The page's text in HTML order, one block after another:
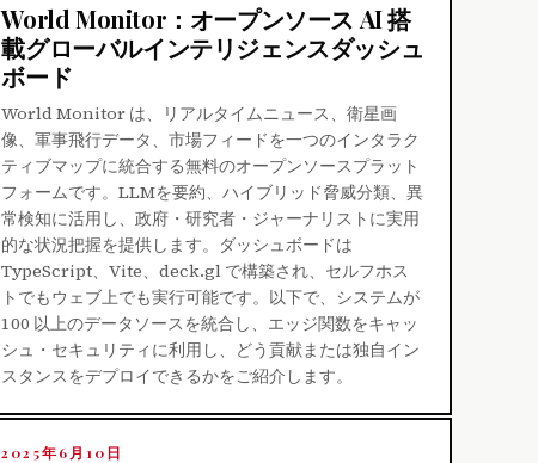
World Monitor：オープンソース AI 搭
載グローバルインテリジェンスダッシュ
ボード
World Monitor は、リアルタイムニュース、衛星画
像、軍事飛行データ、市場フィードを一つのインタラク
ティブマップに統合する無料のオープンソースプラット
フォームです。LLMを要約、ハイブリッド脅威分類、異
常検知に活用し、政府・研究者・ジャーナリストに実用
的な状況把握を提供します。ダッシュボードは
TypeScript、Vite、deck.gl で構築され、セルフホス
トでもウェブ上でも実行可能です。以下で、システムが
100 以上のデータソースを統合し、エッジ関数をキャッ
シュ・セキュリティに利用し、どう貢献または独自イン
スタンスをデプロイできるかをご紹介します。
2025年6月10日